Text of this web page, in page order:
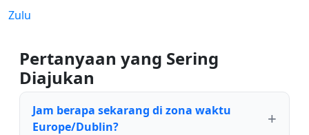
Zulu
Pertanyaan yang Sering
Diajukan
Jam berapa sekarang di zona waktu
Europe/Dublin?